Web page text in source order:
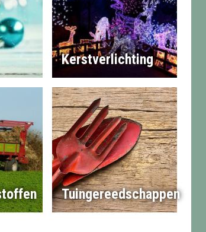
Kerstverlichting
Tuingereedschappen